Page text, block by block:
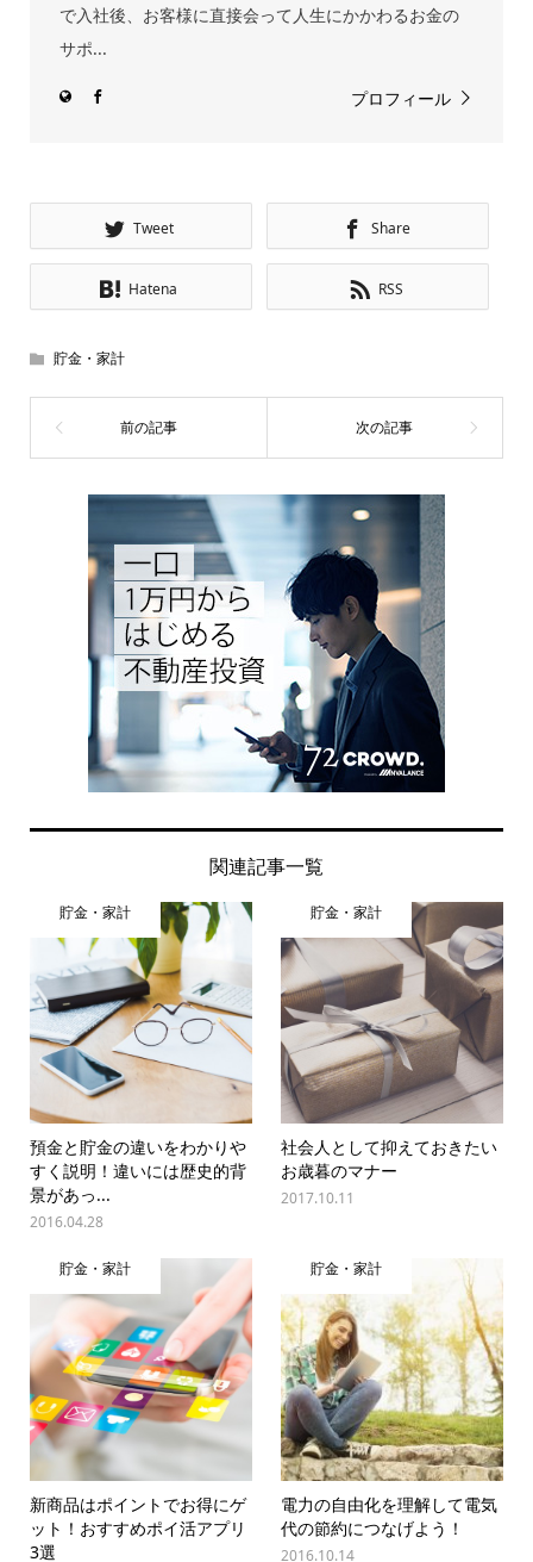
で入社後、お客様に直接会って人生にかかわるお金の
サポ...
プロフィール
Tweet Share
Hatena RSS
貯金・家計
関連記事一覧
貯金・家計
預金と貯金の違いをわかりや
すく説明！違いには歴史的背
景があっ...
2016.04.28
貯金・家計
社会人として抑えておきたい
お歳暮のマナー
2017.10.11
貯金・家計
新商品はポイントでお得にゲ
ット！おすすめポイ活アプリ
3選
貯金・家計
電力の自由化を理解して電気
代の節約につなげよう！
2016.10.14